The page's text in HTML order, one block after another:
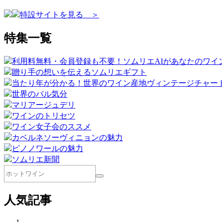
特設サイトを見る ＞
特集一覧
利用料無料・会員登録も不要！ソムリエAIがあなたのワイ
贈り手の想いを伝えるソムリエギフト
当たり年が分かる！世界のワイン産地ヴィンテージチャー
世界のバル気分
マリアージュデリ
ワインのトリセツ
ワイン女子会のススメ
カベルネソーヴィニョンの魅力
ピノノワールの魅力
ソムリエ新聞
人気記事